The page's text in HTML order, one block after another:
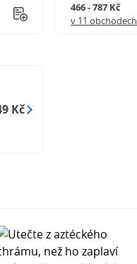
466 - 787 Kč
v 11 obchodech
Kč